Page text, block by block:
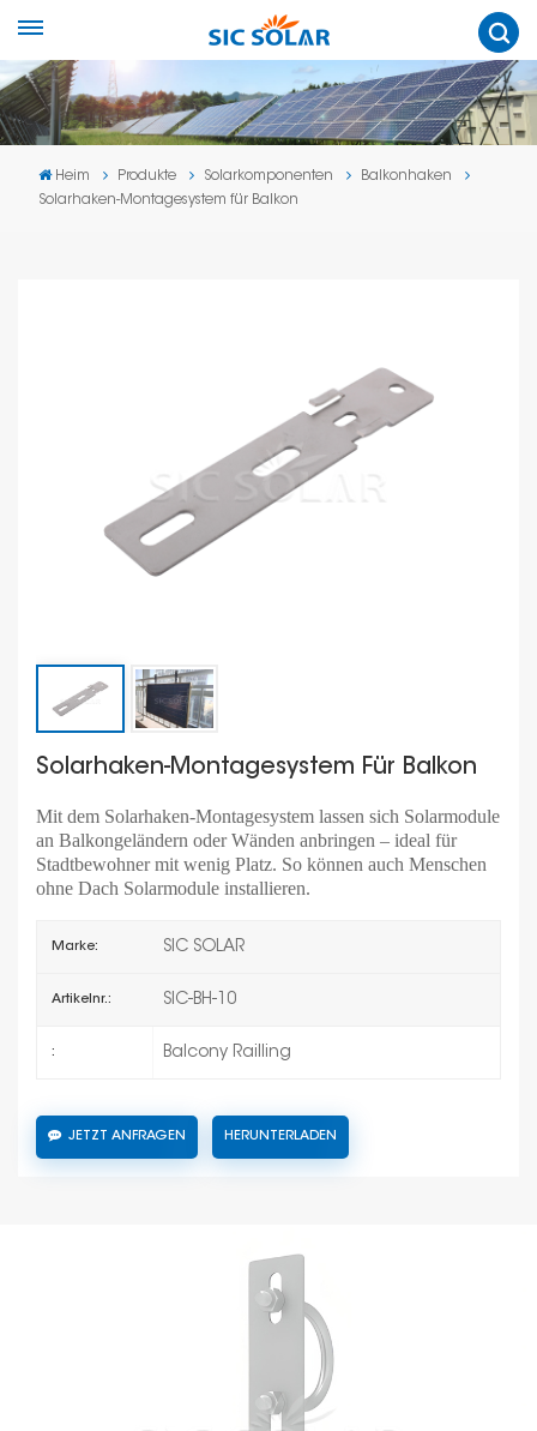
Heim Produkte Solarkomponenten
Balkonhaken
Solarhaken-Montagesystem für Balkon
Solarhaken-Montagesystem Für Balkon
Mit dem Solarhaken-Montagesystem lassen sich Solarmodule
an Balkongeländern oder Wänden anbringen – ideal für
Stadtbewohner mit wenig Platz. So können auch Menschen
ohne Dach Solarmodule installieren.
Marke: SIC SOLAR
Artikelnr.: SIC-BH-10
: Balcony Railling
JETZT ANFRAGEN HERUNTERLADEN